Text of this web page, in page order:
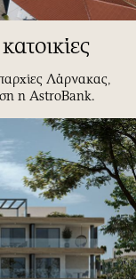
Λάρνακας,
η AstroBank.